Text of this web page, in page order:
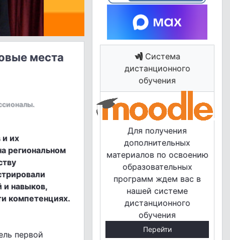
места
и их
региональном
и навыков,
компетенциях.
первой
Система
дистанционного
обучения
Для получения
дополнительных
материалов по освоению
образовательных
программ ждем вас в
нашей системе
дистанционного
обучения
Перейти